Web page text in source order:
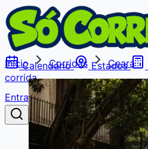
Calendário Estados
corrida
Entrar
Buscar
Início Corridas Ceará